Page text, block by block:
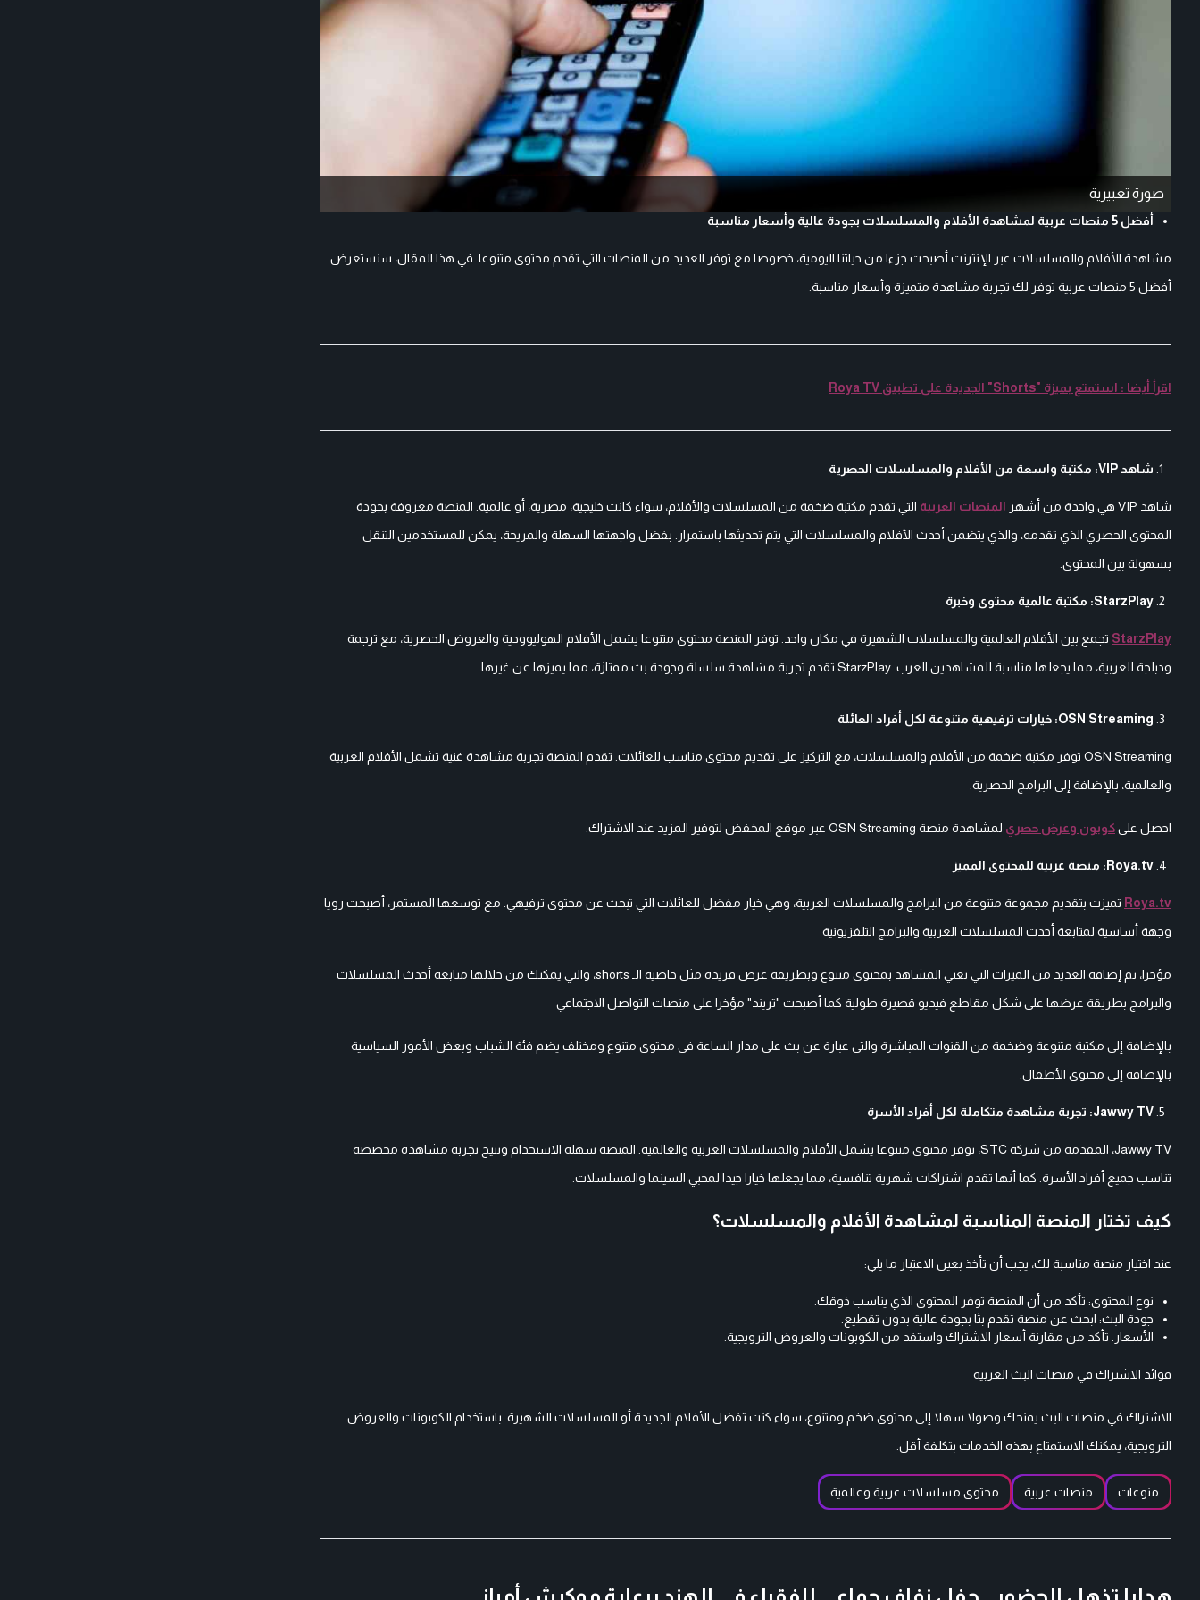
صورة تعبيرية
أفضل 5 منصات عربية لمشاهدة الأفلام والمسلسلات بجودة عالية وأسعار مناسبة
مشاهدة الأفلام والمسلسلات عبر الإنترنت أصبحت جزءا من حياتنا اليومية، خصوصا مع توفر العديد من المنصات التي تقدم محتوى متنوعا. في هذا المقال، سنستعرض
أفضل 5 منصات عربية توفر لك تجربة مشاهدة متميزة وأسعار مناسبة.
اقرأ أيضا : استمتع بميزة "Shorts" الجديدة على تطبيق Roya TV
شاهد VIP: مكتبة واسعة من الأفلام والمسلسلات الحصرية
شاهد VIP هي واحدة من أشهر المنصات العربية التي تقدم مكتبة ضخمة من المسلسلات والأفلام، سواء كانت خليجية، مصرية، أو عالمية. المنصة معروفة بجودة
المحتوى الحصري الذي تقدمه، والذي يتضمن أحدث الأفلام والمسلسلات التي يتم تحديثها باستمرار. بفضل واجهتها السهلة والمريحة، يمكن للمستخدمين التنقل
بسهولة بين المحتوى.
StarzPlay: مكتبة عالمية محتوى وخبرة
StarzPlay تجمع بين الأفلام العالمية والمسلسلات الشهيرة في مكان واحد. توفر المنصة محتوى متنوعا يشمل الأفلام الهوليوودية والعروض الحصرية، مع ترجمة
ودبلجة للعربية، مما يجعلها مناسبة للمشاهدين العرب. StarzPlay تقدم تجربة مشاهدة سلسلة وجودة بث ممتازة، مما يميزها عن غيرها.
OSN Streaming: خيارات ترفيهية متنوعة لكل أفراد العائلة
OSN Streaming توفر مكتبة ضخمة من الأفلام والمسلسلات، مع التركيز على تقديم محتوى مناسب للعائلات. تقدم المنصة تجربة مشاهدة غنية تشمل الأفلام العربية
والعالمية، بالإضافة إلى البرامج الحصرية.
احصل علىكوبون وعرض حصري لمشاهدة منصة OSN Streaming عبر موقع المخفض لتوفير المزيد عند الاشتراك.
Roya.tv: منصة عربية للمحتوى المميز
Roya.tv تميزت بتقديم مجموعة متنوعة من البرامج والمسلسلات العربية، وهي خيار مفضل للعائلات التي تبحث عن محتوى ترفيهي. مع توسعها المستمر، أصبحت رويا
وجهة أساسية لمتابعة أحدث المسلسلات العربية والبرامج التلفزيونية
مؤخرا، تم إضافة العديد من الميزات التي تغني المشاهد بمحتوى متنوع وبطريقة عرض فريدة مثل خاصية الـ shorts، والتي يمكنك من خلالها متابعة أحدث المسلسلات
والبرامج بطريقة عرضها على شكل مقاطع فيديو قصيرة طولية كما أصبحت "تريند" مؤخرا على منصات التواصل الاجتماعي
بالإضافة إلى مكتبة متنوعة وضخمة من القنوات المباشرة والتي عبارة عن بث على مدار الساعة في محتوى متنوع ومختلف يضم فئة الشباب وبعض الأمور السياسية
بالإضافة إلى محتوى الأطفال.
Jawwy TV: تجربة مشاهدة متكاملة لكل أفراد الأسرة
Jawwy TV، المقدمة من شركة STC، توفر محتوى متنوعا يشمل الأفلام والمسلسلات العربية والعالمية. المنصة سهلة الاستخدام وتتيح تجربة مشاهدة مخصصة
تناسب جميع أفراد الأسرة. كما أنها تقدم اشتراكات شهرية تنافسية، مما يجعلها خيارا جيدا لمحبي السينما والمسلسلات.
كيف تختار المنصة المناسبة لمشاهدة الأفلام والمسلسلات؟
عند اختيار منصة مناسبة لك، يجب أن تأخذ بعين الاعتبار ما يلي:
نوع المحتوى: تأكد من أن المنصة توفر المحتوى الذي يناسب ذوقك.
جودة البث: ابحث عن منصة تقدم بثا بجودة عالية بدون تقطيع.
الأسعار: تأكد من مقارنة أسعار الاشتراك واستفد من الكوبونات والعروض الترويجية.
فوائد الاشتراك في منصات البث العربية
الاشتراك في منصات البث يمنحك وصولا سهلا إلى محتوى ضخم ومتنوع، سواء كنت تفضل الأفلام الجديدة أو المسلسلات الشهيرة. باستخدام الكوبونات والعروض
الترويجية، يمكنك الاستمتاع بهذه الخدمات بتكلفة أقل.
منوعات منصات عربية محتوى مسلسلات عربية وعالمية